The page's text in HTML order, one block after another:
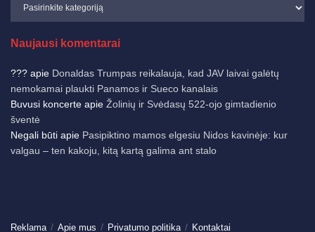
Naujausi komentarai
??? apie Donaldas Trumpas reikalauja, kad JAV laivai galėtų
nemokamai plaukti Panamos ir Sueco kanalais
Buvusi koncerte apie Žolinių ir Svėdasų 522-ojo gimtadienio
šventė
Negali būti apie Pasipiktino mamos elgesiu Nidos kavinėje: kur
valgau – ten kakoju, kitą kartą galima ant stalo
Reklama Apie mus Privatumo politika Kontaktai